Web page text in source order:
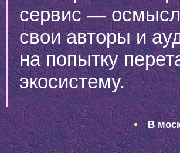
сервис —
свои авторы и
на попытку
экосистему.
В